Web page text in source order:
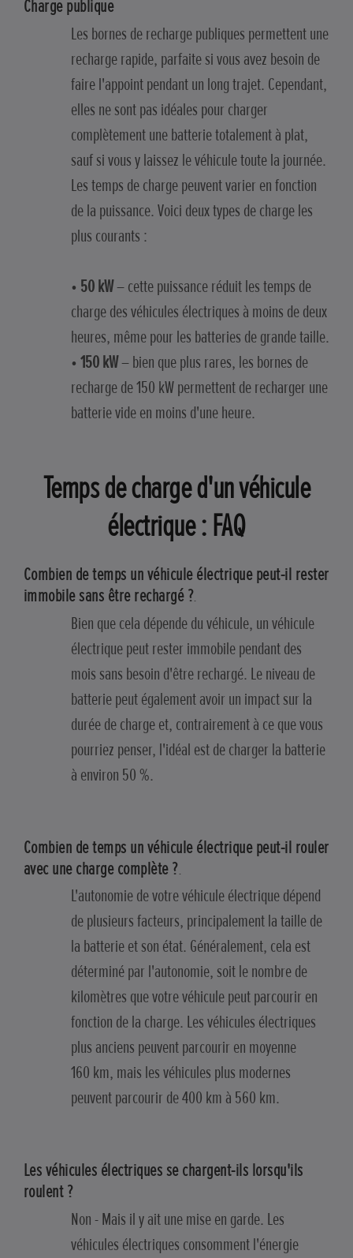
Charge publique
Les bornes de recharge publiques permettent une
recharge rapide, parfaite si vous avez besoin de
faire l'appoint pendant un long trajet. Cependant,
elles ne sont pas idéales pour charger
complètement une batterie totalement à plat,
sauf si vous y laissez le véhicule toute la journée.
Les temps de charge peuvent varier en fonction
de la puissance. Voici deux types de charge les
plus courants :
• 50 kW– cette puissance réduit les temps de
charge des véhicules électriques à moins de deux
heures, même pour les batteries de grande taille.
• 150 kW– bien que plus rares, les bornes de
recharge de 150 kW permettent de recharger une
batterie vide en moins d'une heure.
Temps de charge d'un véhicule
électrique : FAQ
Combien de temps un véhicule électrique peut-il rester
immobile sans être rechargé ?.
Bien que cela dépende du véhicule, un véhicule
électrique peut rester immobile pendant des
mois sans besoin d'être rechargé. Le niveau de
batterie peut également avoir un impact sur la
durée de charge et, contrairement à ce que vous
pourriez penser, l'idéal est de charger la batterie
à environ 50 %.
Combien de temps un véhicule électrique peut-il rouler
avec une charge complète ?.
L'autonomie de votre véhicule électrique dépend
de plusieurs facteurs, principalement la taille de
la batterie et son état. Généralement, cela est
déterminé par l'autonomie, soit le nombre de
kilomètres que votre véhicule peut parcourir en
fonction de la charge. Les véhicules électriques
plus anciens peuvent parcourir en moyenne
160 km, mais les véhicules plus modernes
peuvent parcourir de 400 km à 560 km.
Les véhicules électriques se chargent-ils lorsqu'ils
roulent ?
Non - Mais il y ait une mise en garde. Les
véhicules électriques consomment l'énergie